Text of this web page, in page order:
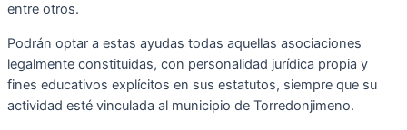
entre otros.
Podrán optar a estas ayudas todas aquellas asociaciones
legalmente constituidas, con personalidad jurídica propia y
fines educativos explícitos en sus estatutos, siempre que su
actividad esté vinculada al municipio de Torredonjimeno.